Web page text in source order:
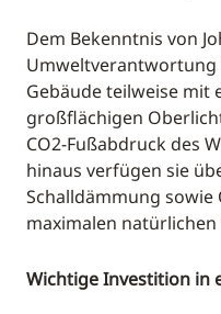
Dem Bekenntnis von
Gebäude teilweise mit
großflächigen
CO2-Fußabdruck des
hinaus verfügen sie
Schalldämmung
maximalen
Wichtige Investition in